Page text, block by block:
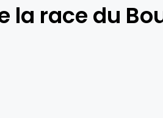
la race du